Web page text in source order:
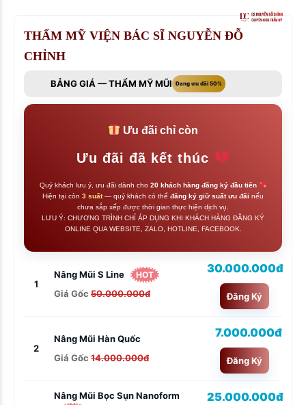
THẨM MỸ VIỆN BÁC SĨ NGUYỄN ĐỖ
CHỈNH
BẢNG GIÁ — THẨM MỸ MŨI Đang ưu đãi 50%
Ưu đãi chỉ còn
Ưu đãi đã kết thúc
Quý khách lưu ý, ưu đãi dành cho 20 khách hàng đăng ký đầu tiên
Hiện tại còn 3 suất— quý khách có thể đăng ký giữ suất ưu đãi nếu
chưa sắp xếp được thời gian thực hiện dịch vụ.
LƯU Ý: CHƯƠNG TRÌNH CHỈ ÁP DỤNG KHI KHÁCH HÀNG ĐĂNG KÝ
ONLINE QUA WEBSITE, ZALO, HOTLINE, FACEBOOK.
1
Nâng Mũi S Line HOT
Giá Gốc 50.000.000đ
30.000.000đ
Đăng Ký
2
Nâng Mũi Hàn Quốc
Giá Gốc 14.000.000đ
7.000.000đ
Đăng Ký
Nâng Mũi Bọc Sụn Nanoform 25.000.000đ